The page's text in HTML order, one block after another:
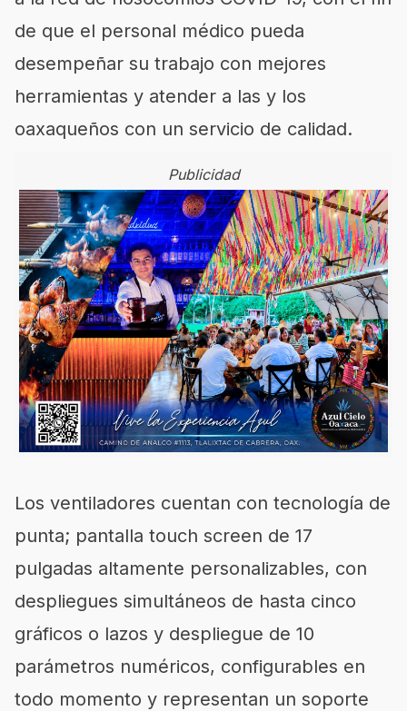
de que el personal médico pueda
desempeñar su trabajo con mejores
herramientas y atender a las y los
oaxaqueños con un servicio de calidad.
Publicidad
Los ventiladores cuentan con tecnología de
punta; pantalla touch screen de 17
pulgadas altamente personalizables, con
despliegues simultáneos de hasta cinco
gráficos o lazos y despliegue de 10
parámetros numéricos, configurables en
todo momento y representan un soporte